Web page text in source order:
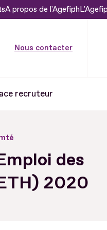
A propos de l'Agefiph
Nous contacter
recruteur
des
2020